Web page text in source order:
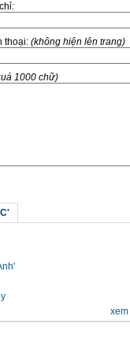
thoại: (không hiện lên trang)
1000 chữ)